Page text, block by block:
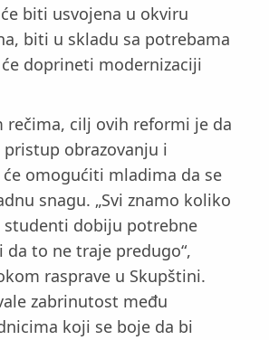
biti usvojena u okviru
biti u skladu sa potrebama
doprineti modernizaciji
rečima, cilj ovih reformi je da
obrazovanju i
omogućiti mladima da se
snagu. „Svi znamo koliko
studenti dobiju potrebne
to ne traje predugo“,
rasprave u Skupštini.
zabrinutost među
koji se boje da bi